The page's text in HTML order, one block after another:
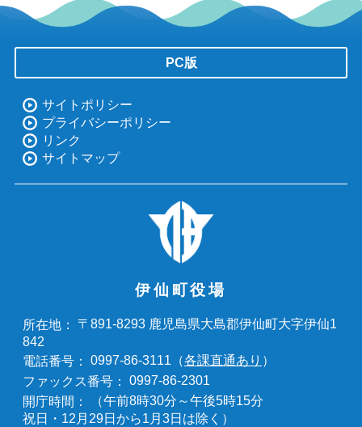
PC版
サイトポリシー
プライバシーポリシー
リンク
サイトマップ
伊仙町役場
所在地：
〒891-8293 鹿児島県大島郡伊仙町大字伊仙1
842
電話番号：
0997-86-3111（各課直通あり ）
ファックス番号：
0997-86-2301
開庁時間：
（午前8時30分～午後5時15分
祝日・12月29日から1月3日は除く）